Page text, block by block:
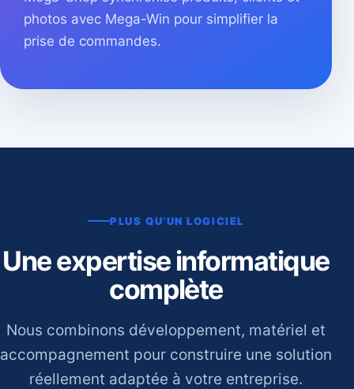
photos avec Mega-Win pour simplifier la
prise de commandes.
PLUS QU’UN LOGICIEL
Une expertise informatique
complète
Nous combinons développement, matériel et
accompagnement pour construire une solution
réellement adaptée à votre entreprise.